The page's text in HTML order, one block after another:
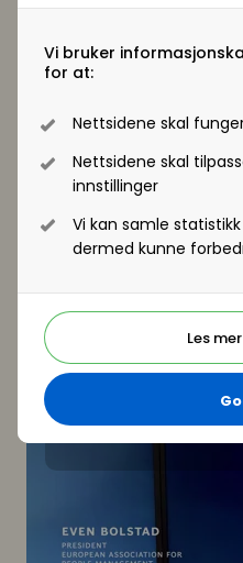
Vi bruker
for at:
Nettsidene skal
Nettsidene skal
innstillinger
Vi kan samle
dermed kunne
Les
ble bedt om å vurdere
nåværende evne og
For mer informasjon,
Even Bolstad
Daglig leder HR
Børge Kristoffersen
Managing partner
Statement fra Even